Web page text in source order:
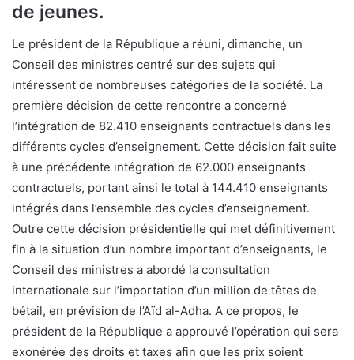
de jeunes.
Le président de la République a réuni, dimanche, un
Conseil des ministres centré sur des sujets qui
intéressent de nombreuses catégories de la société. La
première décision de cette rencontre a concerné
l’intégration de 82.410 enseignants contractuels dans les
différents cycles d’enseignement. Cette décision fait suite
à une précédente intégration de 62.000 enseignants
contractuels, portant ainsi le total à 144.410 enseignants
intégrés dans l’ensemble des cycles d’enseignement.
Outre cette décision présidentielle qui met définitivement
fin à la situation d’un nombre important d’enseignants, le
Conseil des ministres a abordé la consultation
internationale sur l’importation d’un million de têtes de
bétail, en prévision de l’Aïd al-Adha. A ce propos, le
président de la République a approuvé l’opération qui sera
exonérée des droits et taxes afin que les prix soient